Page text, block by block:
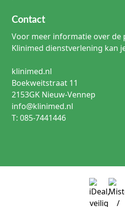
Contact
Voor meer informatie over de
Klinimed dienstverlening kan
klinimed.nl
Boekweitstraat 11
2153GK Nieuw-Vennep
info@klinimed.nl
T: 085-7441446